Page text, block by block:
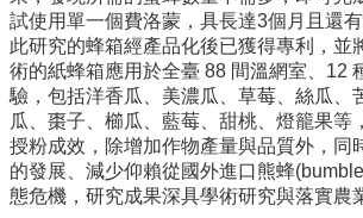
贈
專
區
系
友
會
試使用單一個費洛蒙，具長達3個月且還有
此研究的蜂箱經產品化後已獲得專利，並
術的紙蜂箱應用於全臺 88 間溫網室、12
驗，包括洋香瓜、美濃瓜、草莓、絲瓜、
瓜、棗子、櫛瓜、藍莓、甜桃、燈籠果等
授粉成效，除增加作物產量與品質外，同
的發展、減少仰賴從國外進口熊蜂
態危機，研究成果深具學術研究與落實農